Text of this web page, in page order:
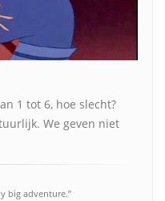
1 tot 6, hoe slecht?
We geven niet
big adventure.”